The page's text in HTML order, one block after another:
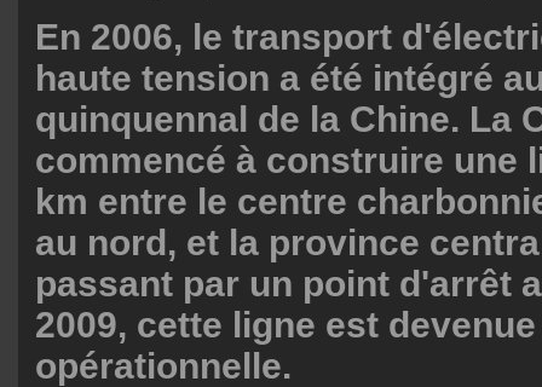
En 2006, le transport
haute tension a été intégré
quinquennal de la Chine. La
commencé à construire une
km entre le centre
au nord, et la province
passant par un point d'arrêt
2009, cette ligne est devenue
opérationnelle.